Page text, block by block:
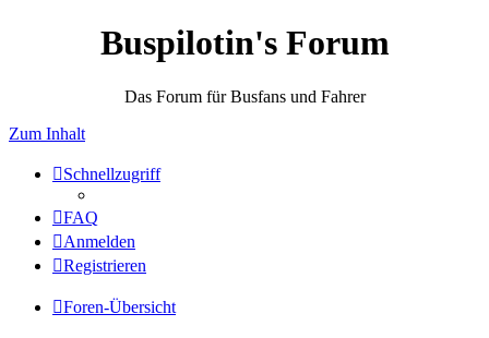
Buspilotin's Forum
Das Forum für Busfans und Fahrer
Zum Inhalt
Schnellzugriff
FAQ
Anmelden
Registrieren
Foren-Übersicht